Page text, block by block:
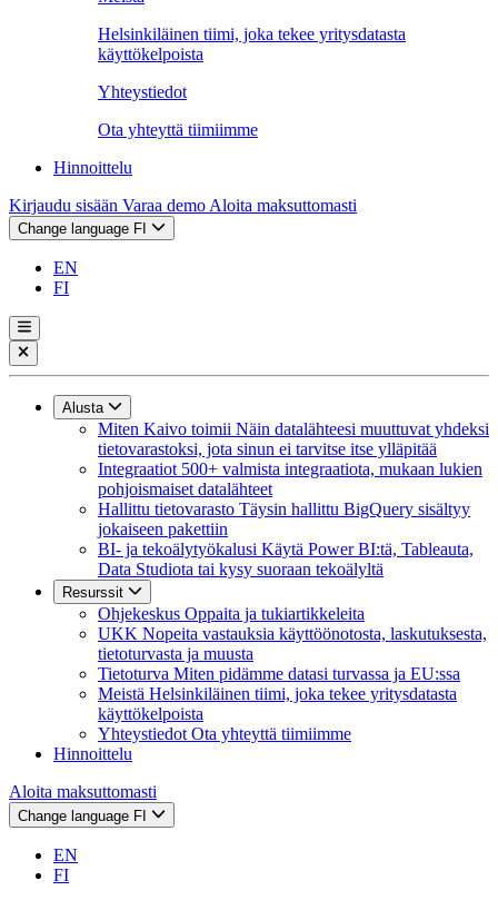
Helsinkiläinen tiimi, joka tekee yritysdatasta
käyttökelpoista
Yhteystiedot
Ota yhteyttä tiimiimme
Hinnoittelu
Kirjaudu sisään Varaa demo Aloita maksuttomasti
Change language FI
EN
FI
Alusta
Miten Kaivo toimii Näin datalähteesi muuttuvat yhdeksi
tietovarastoksi, jota sinun ei tarvitse itse ylläpitää
Integraatiot 500+ valmista integraatiota, mukaan lukien
pohjoismaiset datalähteet
Hallittu tietovarasto Täysin hallittu BigQuery sisältyy
jokaiseen pakettiin
BI- ja tekoälytyökalusi Käytä Power BI:tä, Tableauta,
Data Studiota tai kysy suoraan tekoälyltä
Resurssit
Ohjekeskus Oppaita ja tukiartikkeleita
UKK Nopeita vastauksia käyttöönotosta, laskutuksesta,
tietoturvasta ja muusta
Tietoturva Miten pidämme datasi turvassa ja EU:ssa
Meistä Helsinkiläinen tiimi, joka tekee yritysdatasta
käyttökelpoista
Yhteystiedot Ota yhteyttä tiimiimme
Hinnoittelu
Aloita maksuttomasti
Change language FI
EN
FI